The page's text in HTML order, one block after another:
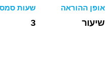
אופן ההוראה
שיעור
שעות
3